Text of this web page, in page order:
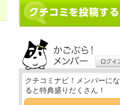
クチコミナビ！メンバーにな
ると特典盛りだくさん！